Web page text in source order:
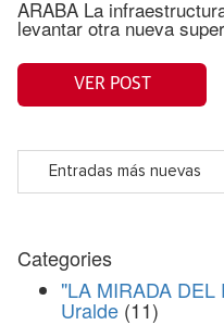
ARABA La
levantar otra nueva
VER POST
Entradas más nuevas
Categories
"LA MIRADA DEL
Uralde (11)